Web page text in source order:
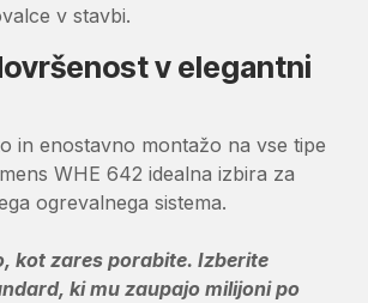
v stavbi.
v elegantni
in enostavno montažo na vse tipe
WHE 642 idealna izbira za
ogrevalnega sistema.
kot zares porabite. Izberite
ki mu zaupajo milijoni po